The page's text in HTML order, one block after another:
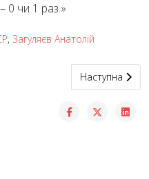
0 чи 1 раз.»
, Загуляєв Анатолій
України 1959 року – 44
Наступна
Наступна